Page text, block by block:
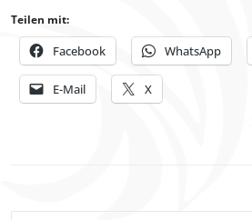
Teilen mit:
Facebook WhatsApp
E-Mail X